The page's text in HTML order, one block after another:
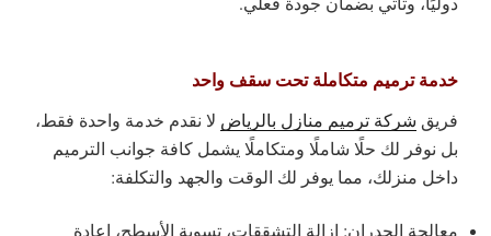
خدمة ترميم متكاملة تحت سقف واحد
فريق شركة ترميم منازل بالرياض لا نقدم خدمة واحدة فقط،
بل نوفر لك حلًا شاملًا ومتكاملًا يشمل كافة جوانب الترميم
داخل منزلك، مما يوفر لك الوقت والجهد والتكلفة:
معالجة الجدران: إزالة التشققات، تسوية الأسطح، إعادة